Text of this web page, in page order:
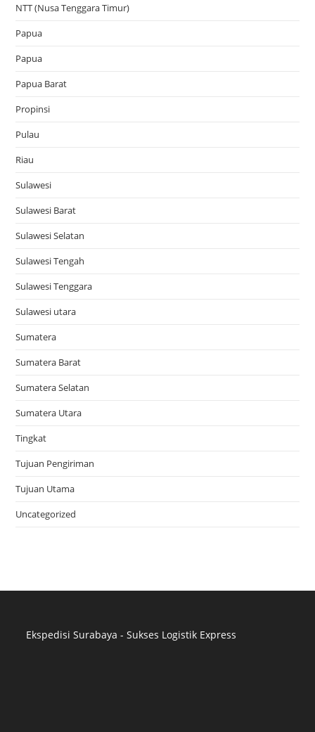
NTT (Nusa Tenggara Timur)
Papua
Papua
Papua Barat
Propinsi
Pulau
Riau
Sulawesi
Sulawesi Barat
Sulawesi Selatan
Sulawesi Tengah
Sulawesi Tenggara
Sulawesi utara
Sumatera
Sumatera Barat
Sumatera Selatan
Sumatera Utara
Tingkat
Tujuan Pengiriman
Tujuan Utama
Uncategorized
Ekspedisi Surabaya - Sukses Logistik Express